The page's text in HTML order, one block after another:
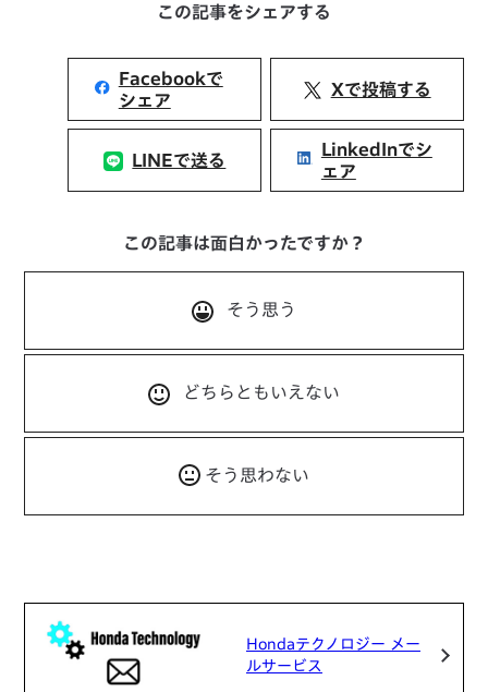
この記事をシェアする
Facebookで
シェア
Xで投稿する
LINEで送る
LinkedInでシ
ェア
この記事は面白かったですか？
そう思う
どちらともいえない
そう思わない
Hondaテクノロジー メー
ルサービス